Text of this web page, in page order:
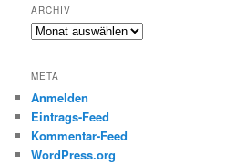
ARCHIV
Archiv
META
Anmelden
Eintrags-Feed
Kommentar-Feed
WordPress.org